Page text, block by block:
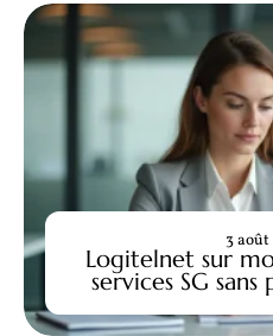
Logitelnet sur
services SG sans
3 août